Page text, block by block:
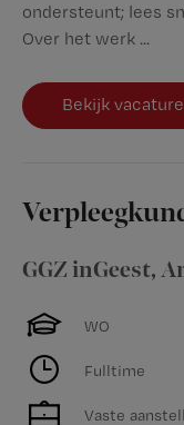
ondersteunt; lees
Over het werk ...
Bekijk vacature
GGZ inGeest,
WO
Fulltime
Vaste